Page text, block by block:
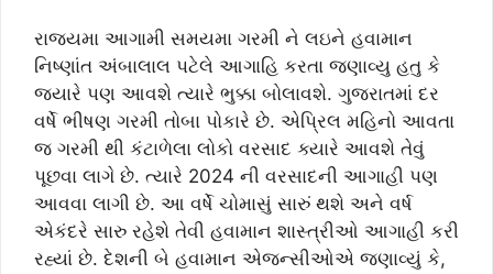
રાજયમા આગામી સમયમા ગરમી ને લઇને હવામાન
નિષ્ણાંત અંબાલાલ પટેલે આગાહિ કરતા જણાવ્યુ હતુ કે
જ્યારે પણ આવશે ત્યારે ભુક્કા બોલાવશે. ગુજરાતમાં દર
વર્ષે ભીષણ ગરમી તોબા પોકારે છે. એપ્રિલ મહિનો આવતા
જ ગરમી થી કંટાળેલા લોકો વરસાદ ક્યારે આવશે તેવું
પૂછવા લાગે છે. ત્યારે 2024 ની વરસાદની આગાહી પણ
આવવા લાગી છે. આ વર્ષે ચોમાસું સારું થશે અને વર્ષ
એકંદરે સારુ રહેશે તેવી હવામાન શાસ્ત્રીઓ આગાહી કરી
રહ્યાં છે. દેશની બે હવામાન એજન્સીઓએ જણાવ્યું કે,